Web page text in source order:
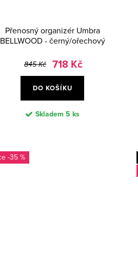
Přenosný organizér Umbra
BELLWOOD - černý/ořechový
845 Kč 718 Kč
DO KOŠÍKU
Skladem 5 ks
-35 %